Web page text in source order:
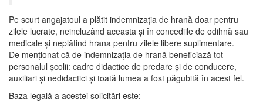
Pe scurt angajatoul a plătit indemnizația de hrană doar pentru
zilele lucrate, neincluzând aceasta și în concediile de odihnă sau
medicale și neplătind hrana pentru zilele libere suplimentare.
De menționat că de indemnizația de hrană beneficiază tot
personalul școlii: cadre didactice de predare și de conducere,
auxiliari și nedidactici și toată lumea a fost păgubită în acest fel.
Baza legală a acestei solicitări este: